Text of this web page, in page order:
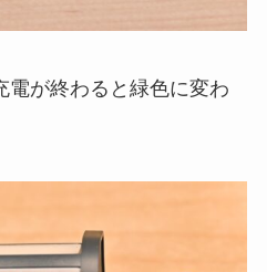
電が終わると緑色に変わ